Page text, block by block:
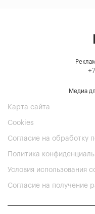
Медиа
Карта сайта
Cookies
Согласие на обработку
Политика
Условия использования
Согласие на получение